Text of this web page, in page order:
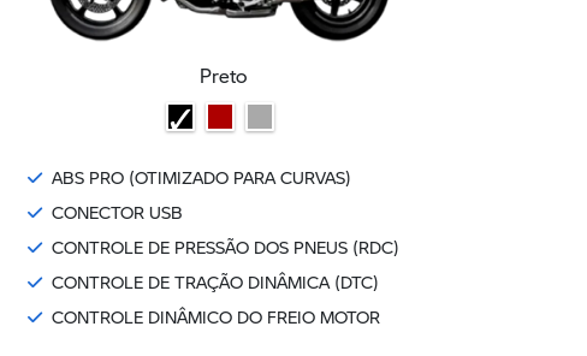
Preto
ABS PRO (OTIMIZADO PARA CURVAS)
CONECTOR USB
CONTROLE DE PRESSÃO DOS PNEUS (RDC)
CONTROLE DE TRAÇÃO DINÂMICA (DTC)
CONTROLE DINÂMICO DO FREIO MOTOR